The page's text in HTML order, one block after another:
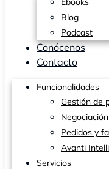
Blog
Podcast
Conócenos
Contacto
Funcionalidades
Gestión de
Pedidos y
Avanti
Servicios